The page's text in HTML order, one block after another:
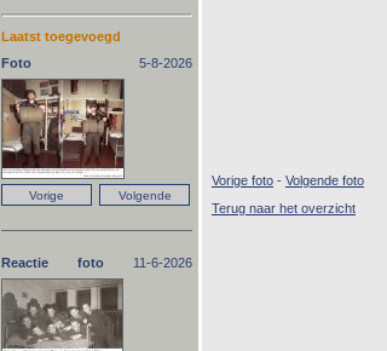
Vorige foto - Volgende foto
Terug naar het overzicht
Laatst toegevoegd
Foto
5-8-2026
Reactie foto 11-6-2026